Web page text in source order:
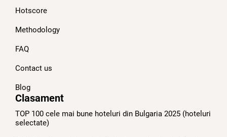
Hotscore
Methodology
FAQ
Contact us
Blog
Clasament
TOP 100 cele mai bune hoteluri din Bulgaria 2025 (hoteluri
selectate)